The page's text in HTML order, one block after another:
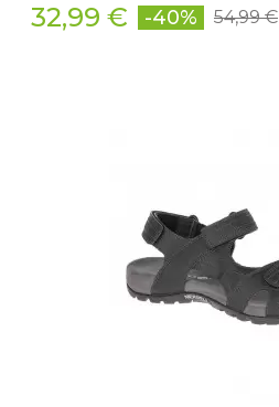
32,99 € -40% 54,99 €